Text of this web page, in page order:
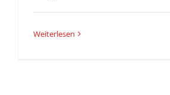
Weiterlesen